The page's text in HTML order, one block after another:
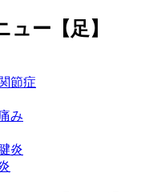
ュー【足】
節症
み
炎